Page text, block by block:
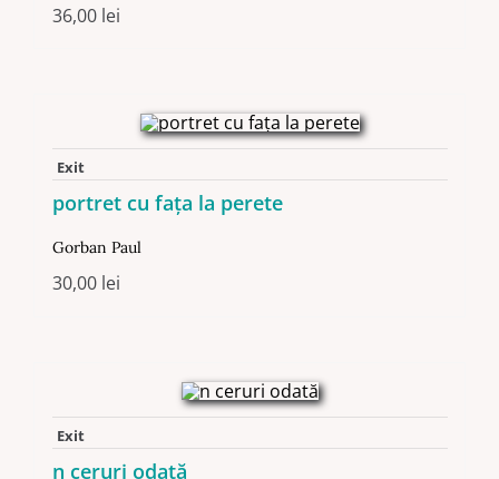
36,00 lei
Exit
portret cu fața la perete
Gorban Paul
30,00 lei
Exit
n ceruri odată